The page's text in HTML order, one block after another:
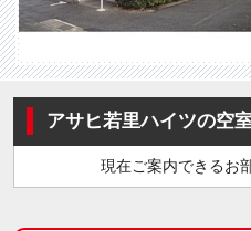
アサヒ若里ハイツの空
現在ご案内できるお